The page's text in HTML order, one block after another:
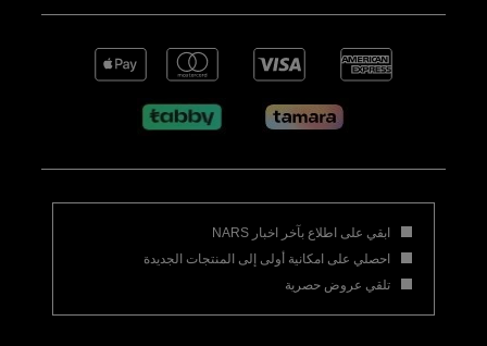
ابقي على اطلاع بآخر اخبار NARS
احصلي على امكانية أولى إلى المنتجات الجديدة
تلقي عروض حصرية